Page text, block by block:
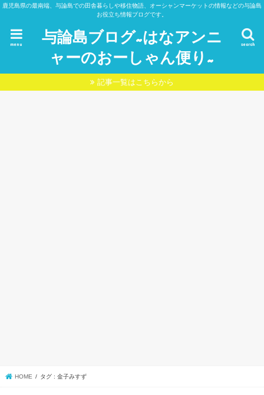
鹿児島県の最南端、与論島での田舎暮らしや移住物語、オーシャンマーケットの情報などの与論島
お役立ち情報ブログです。
与論島ブログ~はなアンニ
ャーのおーしゃん便り~
search
menu
記事一覧はこちらから
HOME タグ : 金子みすず